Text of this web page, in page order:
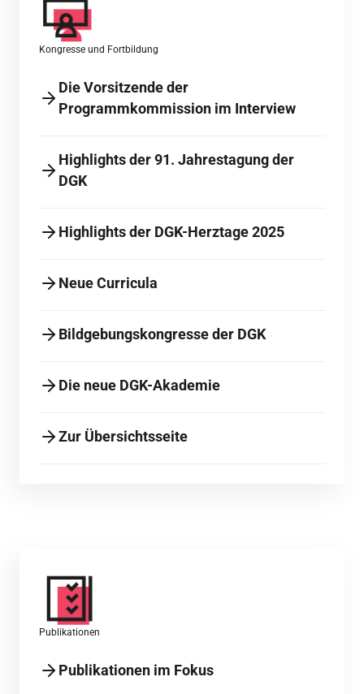
Kongresse und Fortbildung
Die Vorsitzende der
Programmkommission im Interview
Highlights der 91. Jahrestagung der
DGK
Highlights der DGK-Herztage 2025
Neue Curricula
Bildgebungskongresse der DGK
Die neue DGK-Akademie
Zur Übersichtsseite
Publikationen
Publikationen im Fokus